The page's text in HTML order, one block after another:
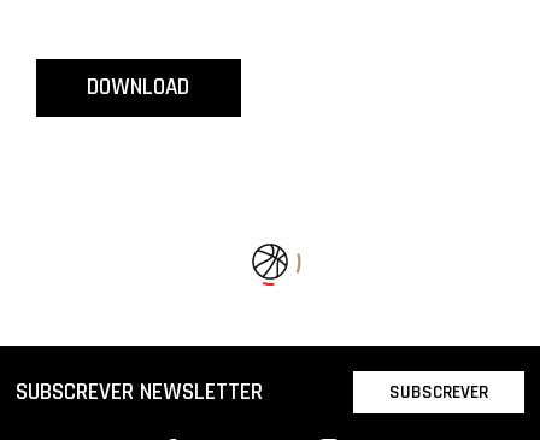
DOWNLOAD
SUBSCREVER NEWSLETTER SUBSCREVER